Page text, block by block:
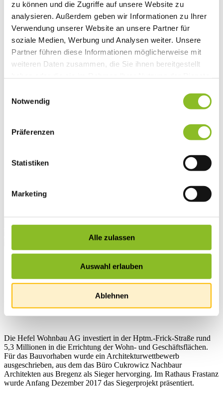
zu können und die Zugriffe auf unsere Website zu
analysieren. Außerdem geben wir Informationen zu Ihrer
Verwendung unserer Website an unsere Partner für
soziale Medien, Werbung und Analysen weiter. Unsere
Partner führen diese Informationen möglicherweise mit
weiteren Daten zusammen, die Sie ihnen bereitgestellt
Notwendig
Präferenzen
Statistiken
Marketing
Alle zulassen
Auswahl erlauben
Ablehnen
Vereinsleben
Vereinsservice
Liste der Frastanzer Vereine
Veranstaltungen
Veranstaltungskalender
Wirtschaft
Unternehmen & Standort
Betriebe
Wige Frastanz
Frastanz Porträt
Die Hefel Wohnbau AG investiert in der Hptm.-Frick-Straße rund
5,3 Millionen in die Errichtung der Wohn- und Geschäftsflächen.
Für das Bauvorhaben wurde ein Architekturwettbewerb
ausgeschrieben, aus dem das Büro Cukrowicz Nachbaur
Architekten aus Bregenz als Sieger hervorging. Im Rathaus Frastanz
wurde Anfang Dezember 2017 das Siegerprojekt präsentiert.